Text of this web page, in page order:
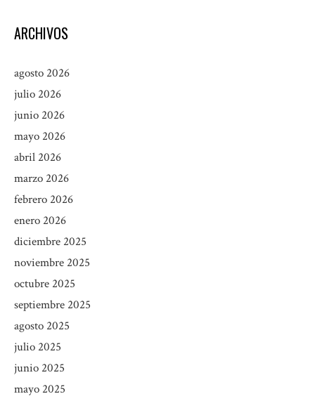
ARCHIVOS
agosto 2026
julio 2026
junio 2026
mayo 2026
abril 2026
marzo 2026
febrero 2026
enero 2026
diciembre 2025
noviembre 2025
octubre 2025
septiembre 2025
agosto 2025
julio 2025
junio 2025
mayo 2025